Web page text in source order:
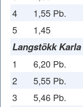
4 1,55 Pb.
5 1,45
Langstökk Karla
1 6,20 Pb.
2 5,55 Pb.
3 5,46 Pb.